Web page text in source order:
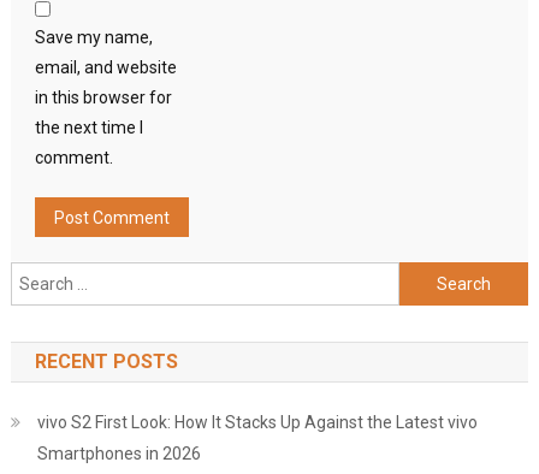
Save my name,
email, and website
in this browser for
the next time I
comment.
Search
for:
RECENT POSTS
vivo S2 First Look: How It Stacks Up Against the Latest vivo
Smartphones in 2026